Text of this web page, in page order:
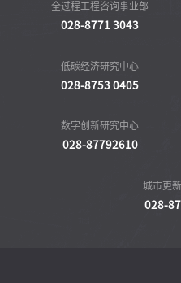
全过程工程咨询事业部
028-8771 3043
低碳经济研究中心
028-8753 0405
数字创新研究中心
028-87792610
城市更
028-